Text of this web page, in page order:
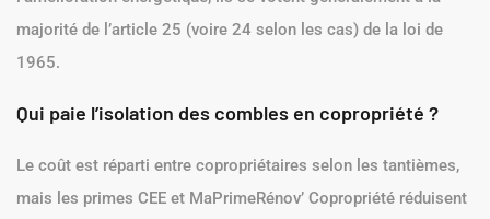
majorité de l’article 25 (voire 24 selon les cas) de la loi de
1965.
Qui paie l’isolation des combles en copropriété ?
Le coût est réparti entre copropriétaires selon les tantièmes,
mais les primes CEE et MaPrimeRénov’ Copropriété réduisent